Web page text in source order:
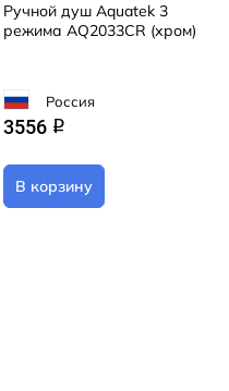
Ручной душ Aquatek 3
режима AQ2033CR (хром)
Россия
3556 q
В корзину